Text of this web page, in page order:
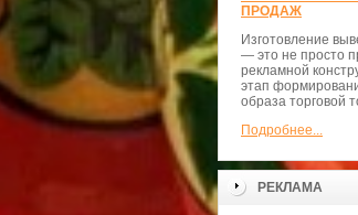
ПРОДАЖ
Изготовление
— это не просто
рекламной
этап
образа торговой
Подробнее...
РЕКЛАМА